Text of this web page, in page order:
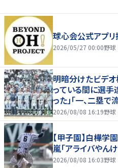
球心会公式アプリ
2026/05/27 00:00野球
明暗分けたビデ
っている間に選手
った」「一、二塁で
2026/08/08 16:19野球
【甲子園】白樺学
嵐「アライバやん
2026/08/08 16:03野球